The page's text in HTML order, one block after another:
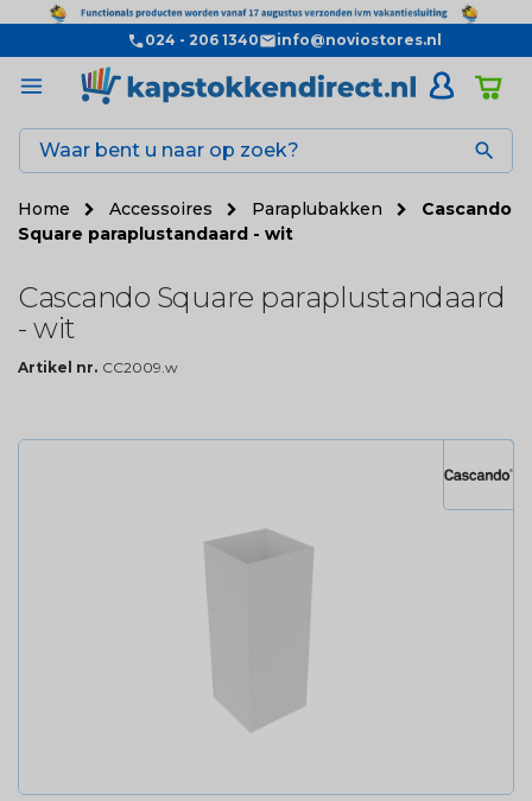
024 - 206 1340 info@noviostores.nl

Home Accessoires Paraplubakken
Cascando
Square paraplustandaard - wit
Cascando Square paraplustandaard
- wit
Artikel nr. CC2009.w